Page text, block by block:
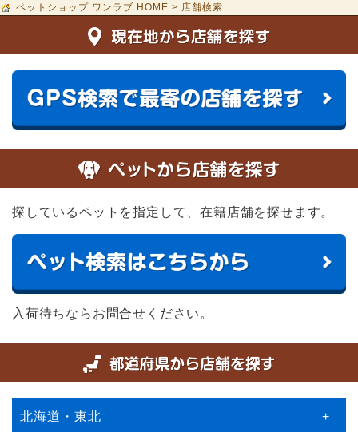
ペットショップ ワンラブ HOME > 店舗検索
探しているペットを指定して、在籍店舗を探せます。
入荷待ちならお問合せください。
北海道・東北 +